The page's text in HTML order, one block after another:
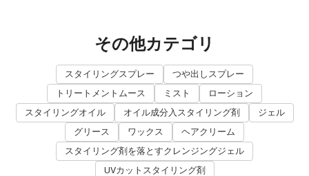
その他カテゴリ
スタイリングスプレー
つや出しスプレー
トリートメントムース
ミスト
ローション
スタイリングオイル
オイル成分入スタイリング剤
ジェル
グリース
ワックス
ヘアクリーム
スタイリング剤を落とすクレンジングジェル
UVカットスタイリング剤